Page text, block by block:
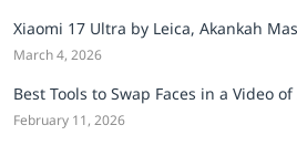
Xiaomi 17 Ultra by Leica, Akankah
March 4, 2026
Best Tools to Swap Faces in a Video of
February 11, 2026